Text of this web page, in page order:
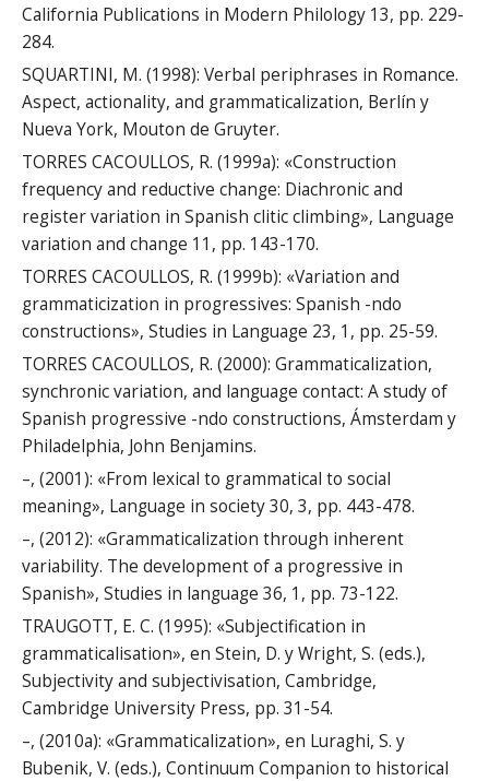
California Publications in Modern Philology 13, pp. 229-
284.
SQUARTINI, M. (1998): Verbal periphrases in Romance.
Aspect, actionality, and grammaticalization, Berlín y
Nueva York, Mouton de Gruyter.
TORRES CACOULLOS, R. (1999a): «Construction
frequency and reductive change: Diachronic and
register variation in Spanish clitic climbing», Language
variation and change 11, pp. 143-170.
TORRES CACOULLOS, R. (1999b): «Variation and
grammaticization in progressives: Spanish -ndo
constructions», Studies in Language 23, 1, pp. 25-59.
TORRES CACOULLOS, R. (2000): Grammaticalization,
synchronic variation, and language contact: A study of
Spanish progressive -ndo constructions, Ámsterdam y
Philadelphia, John Benjamins.
–, (2001): «From lexical to grammatical to social
meaning», Language in society 30, 3, pp. 443-478.
–, (2012): «Grammaticalization through inherent
variability. The development of a progressive in
Spanish», Studies in language 36, 1, pp. 73-122.
TRAUGOTT, E. C. (1995): «Subjectification in
grammaticalisation», en Stein, D. y Wright, S. (eds.),
Subjectivity and subjectivisation, Cambridge,
Cambridge University Press, pp. 31-54.
–, (2010a): «Grammaticalization», en Luraghi, S. y
Bubenik, V. (eds.), Continuum Companion to historical